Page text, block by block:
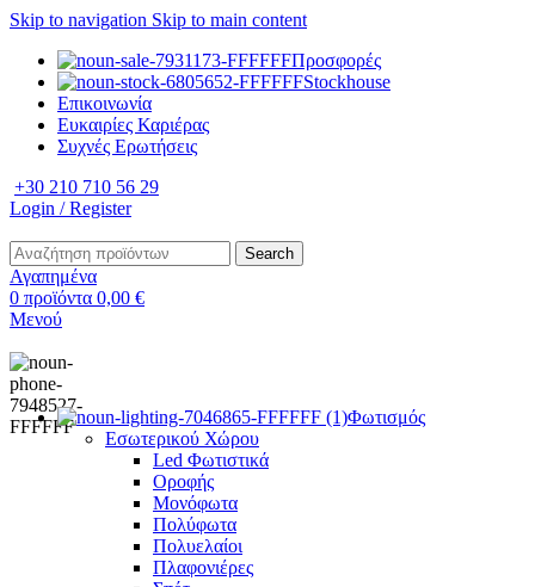
Skip to navigation Skip to main content
Προσφορές
Stockhouse
Επικοινωνία
Ευκαιρίες Καριέρας
Συχνές Ερωτήσεις
+30 210 710 56 29
Login / Register
Search
Αγαπημένα
0 προϊόντα 0,00 €
Μενού
Φωτισμός
Εσωτερικού Χώρου
Led Φωτιστικά
Οροφής
Μονόφωτα
Πολύφωτα
Πολυελαίοι
Πλαφονιέρες